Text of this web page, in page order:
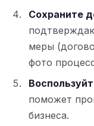
Сохраните
меры
фото
поможет
бизнеса.